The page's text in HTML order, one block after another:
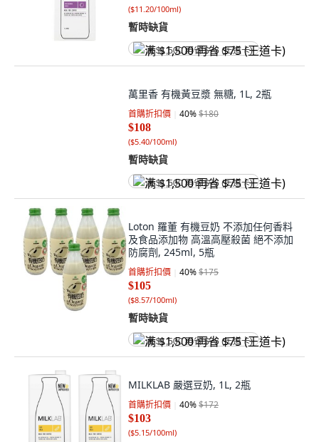
($11.20/100ml)
暫時缺貨
满 $1,500 再省 $75 (王道卡)
萬里香 有機黃豆漿 無糖, 1L, 2瓶
首購折扣價 40%$180
$108
($5.40/100ml)
暫時缺貨
满 $1,500 再省 $75 (王道卡)
Loton 羅董 有機豆奶 不添加任何香料
及食品添加物 高溫高壓殺菌 絕不添加
防腐劑, 245ml, 5瓶
首購折扣價 40%$175
$105
($8.57/100ml)
暫時缺貨
满 $1,500 再省 $75 (王道卡)
MILKLAB 嚴選豆奶, 1L, 2瓶
首購折扣價 40%$172
$103
($5.15/100ml)